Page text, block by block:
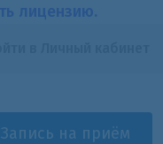
Запись на приём